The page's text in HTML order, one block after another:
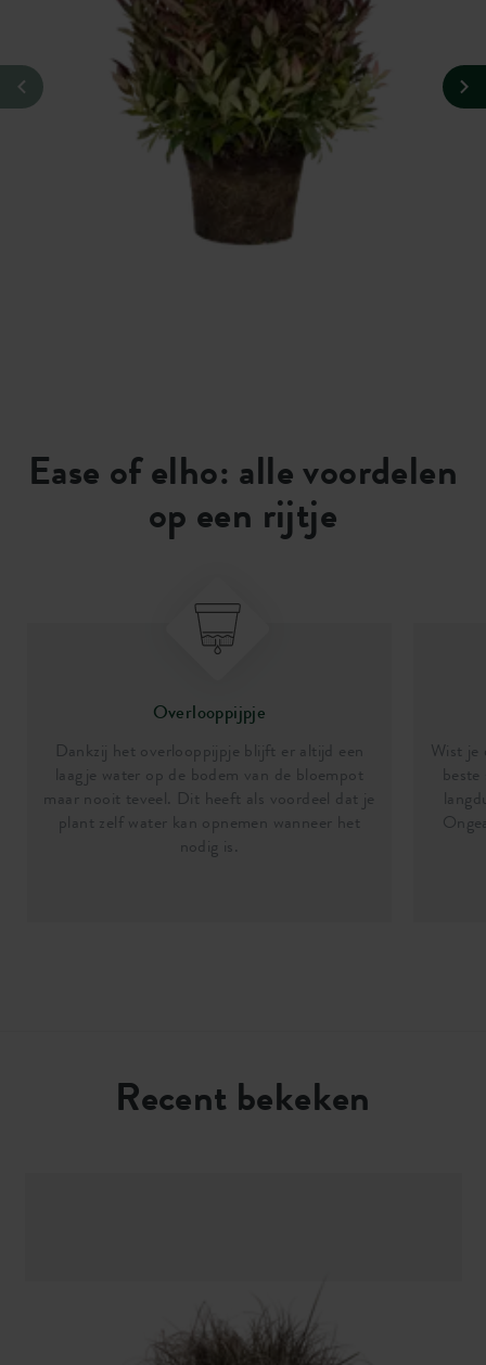
Ease of elho: alle voordelen
op een rijtje
Overlooppijpje
Dankzij het overlooppijpje blijft er altijd een
laagje water op de bodem van de bloempot
maar nooit teveel. Dit heeft als voordeel dat je
plant zelf water kan opnemen wanneer het
nodig is.
Wist je
Recent bekeken